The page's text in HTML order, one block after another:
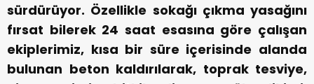
sürdürüyor. Özellikle sokağı çıkma yasağını
fırsat bilerek 24 saat esasına göre çalışan
ekiplerimiz, kısa bir süre içerisinde alanda
bulunan beton kaldırılarak, toprak tesviye,